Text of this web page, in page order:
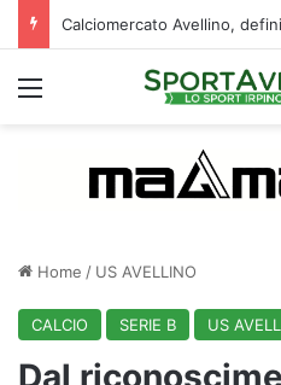
Menu
Home / US AVELLINO
CALCIO SERIE B US
Dal